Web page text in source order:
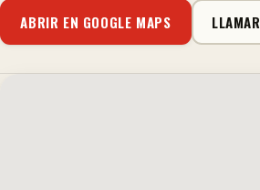
ABRIR EN GOOGLE MAPS LLAMAR